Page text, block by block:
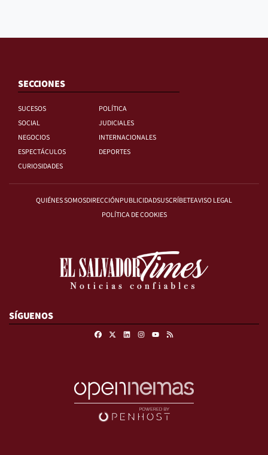
SECCIONES
SUCESOS
POLÍTICA
SOCIAL
JUDICIALES
NEGOCIOS
INTERNACIONALES
ESPECTÁCULOS
DEPORTES
CURIOSIDADES
QUIÉNES SOMOSDIRECCIÓNPUBLICIDADSUSCRÍBETEAVISO LEGAL
POLÍTICA DE COOKIES
SÍGUENOS
FacebookLinkedinInstagram